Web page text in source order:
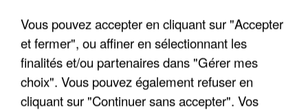
Vous pouvez accepter en cliquant sur "Accepter
et fermer", ou affiner en sélectionnant les
finalités et/ou partenaires dans "Gérer mes
choix". Vous pouvez également refuser en
cliquant sur "Continuer sans accepter". Vos